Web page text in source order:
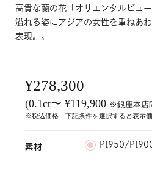
高貴な蘭の花「オリエンタルビュ
溢れる姿にアジアの女性を重ねあ
表現。。
¥278,300
(0.1ct〜 ¥119,900 ※銀座本店
※税込価格 下記条件を選択すると表示
素材 Pt950/Pt900